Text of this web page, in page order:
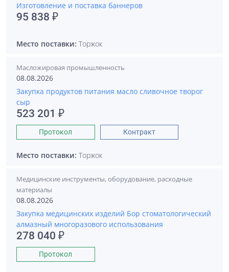
Изготовление и поставка баннеров
95 838 ₽
Место поставки: Торжок
Масложировая промышленность
08.08.2026
Закупка продуктов питания масло сливочное творог
сыр
523 201 ₽
Протокол Контракт
Место поставки: Торжок
Медицинские инструменты, оборудование, расходные
материалы
08.08.2026
Закупка медицинских изделий Бор стоматологический
алмазный многоразового использования
278 040 ₽
Протокол